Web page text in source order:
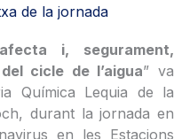
de la jornada
i, segurament,
cicle de l’aigua” va
Química Lequia de la
durant la jornada en
en les Estacions